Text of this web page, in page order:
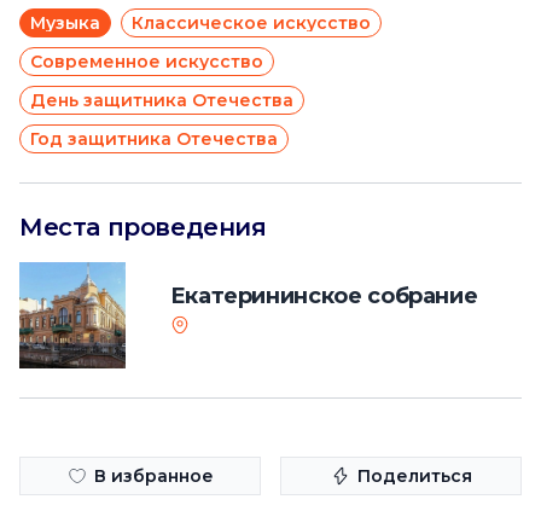
Музыка
Классическое искусство
Современное искусство
День защитника Отечества
Год защитника Отечества
Места проведения
Екатерининское собрание
В избранное Поделиться